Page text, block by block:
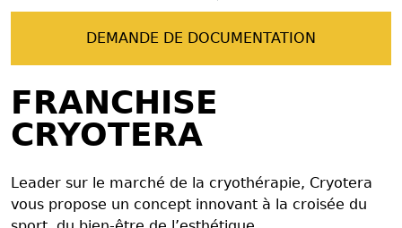
DEMANDE DE DOCUMENTATION
FRANCHISE
CRYOTERA
Leader sur le marché de la cryothérapie, Cryotera
vous propose un concept innovant à la croisée du